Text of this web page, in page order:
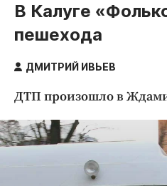
Новости компаний
Статьи
Народные новости
Благоустройство
Криминал
Недвижимость и
В Калуге
пешехода
ДМИТРИЙ ИВЬЕВ
ДТП произошло в